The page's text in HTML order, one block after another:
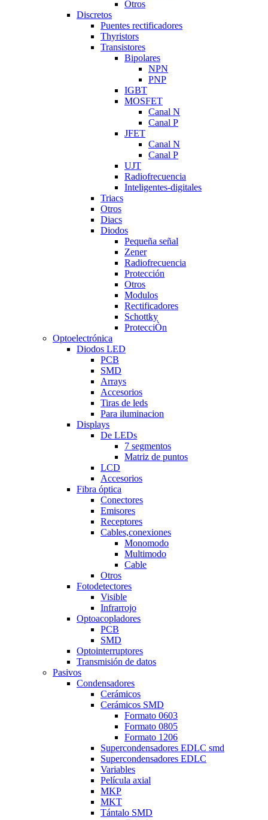
Otros
Discretos
Puentes rectificadores
Thyristors
Transistores
Bipolares
NPN
PNP
IGBT
MOSFET
Canal N
Canal P
JFET
Canal N
Canal P
UJT
Radiofrecuencia
Inteligentes-digitales
Triacs
Otros
Diacs
Diodos
Pequeña señal
Zener
Radiofrecuencia
Protección
Otros
Modulos
Rectificadores
Schottky
ProtecciÒn
Optoelectrónica
Diodos LED
PCB
SMD
Arrays
Accesorios
Tiras de leds
Para iluminacion
Displays
De LEDs
7 segmentos
Matriz de puntos
LCD
Accesorios
Fibra óptica
Conectores
Emisores
Receptores
Cables,conexiones
Monomodo
Multimodo
Cable
Otros
Fotodetectores
Visible
Infrarrojo
Optoacopladores
PCB
SMD
Optointerruptores
Transmisión de datos
Pasivos
Condensadores
Cerámicos
Cerámicos SMD
Formato 0603
Formato 0805
Formato 1206
Supercondensadores EDLC smd
Supercondensadores EDLC
Variables
Película axial
MKP
MKT
Tántalo SMD